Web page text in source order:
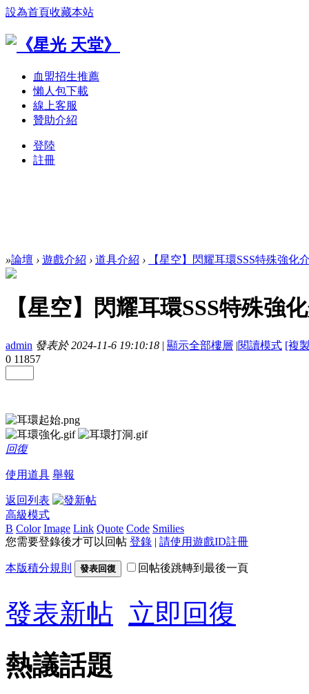
設為首頁收藏本站
血盟招生推薦
懶人包下載
線上客服
贊助介紹
登陸
註冊
»論壇 › 遊戲介紹 › 道具介紹 › 【星空】閃耀耳環SSS特殊強化
【星空】閃耀耳環SSS特殊強
admin 發表於 2024-11-6 19:10:18 | 顯示全部樓層 |閱讀模式 [複
0 11857
回復
使用道具 舉報
返回列表
高級模式
B Color Image Link Quote Code Smilies
您需要登錄後才可以回帖 登錄 | 請使用遊戲ID註冊
本版積分規則 發表回復 回帖後跳轉到最後一頁
發表新帖 立即回復
熱議話題